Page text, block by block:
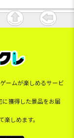
ームが楽しめるサービ
獲得した景品をお届
しめます。